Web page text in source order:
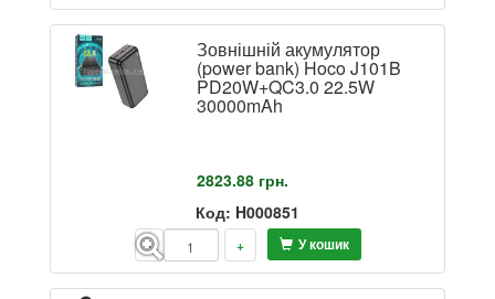
Зовнішній акумулятор
(power bank) Hoco J101B
PD20W+QC3.0 22.5W
30000mAh
2823.88 грн.
Код: H000851
- + У кошик